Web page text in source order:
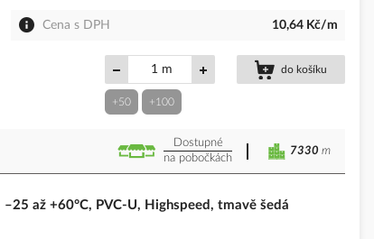
Cena s DPH 10,64 Kč/m
m do košíku
+50 +100
Dostupné
na pobočkách
7330 m
až +60°C, PVC-U, Highspeed, tmavě šedá